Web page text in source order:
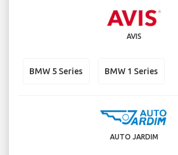
AVIS
BMW 5 Series BMW 1 Series
AUTO JARDIM